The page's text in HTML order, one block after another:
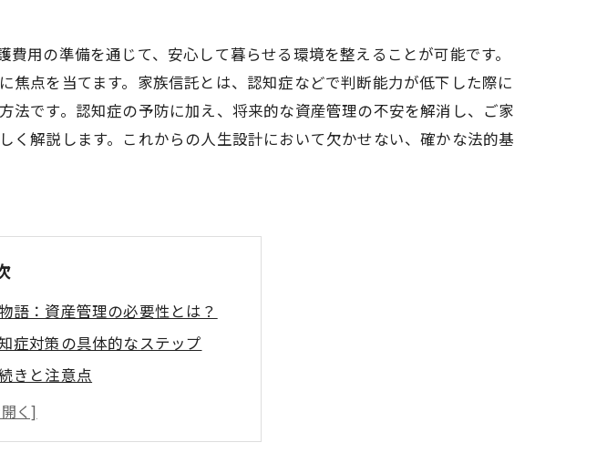
用の準備を通じて、安心して暮らせる環境を整えることが可能です。
点を当てます。家族信託とは、認知症などで判断能力が低下した際に
です。認知症の予防に加え、将来的な資産管理の不安を解消し、ご家
解説します。これからの人生設計において欠かせない、確かな法的基
語：資産管理の必要性とは？
症対策の具体的なステップ
きと注意点
と：家族信託で備える介護費用